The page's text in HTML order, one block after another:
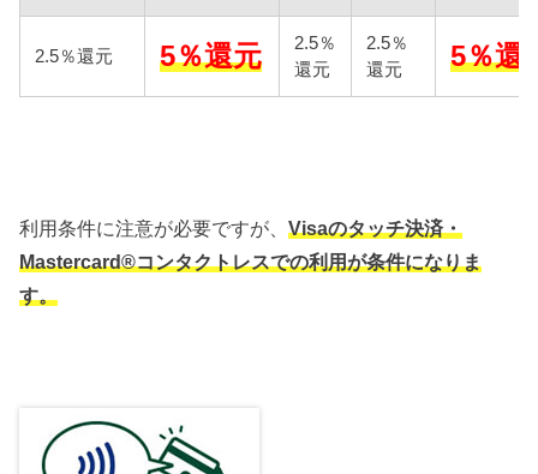
2.5％還元 5％還元
2.5％
還元
2.5％
還元
5％還
利用条件に注意が必要ですが、Visaのタッチ決済・
Mastercard®コンタクトレスでの利用が条件になりま
す。